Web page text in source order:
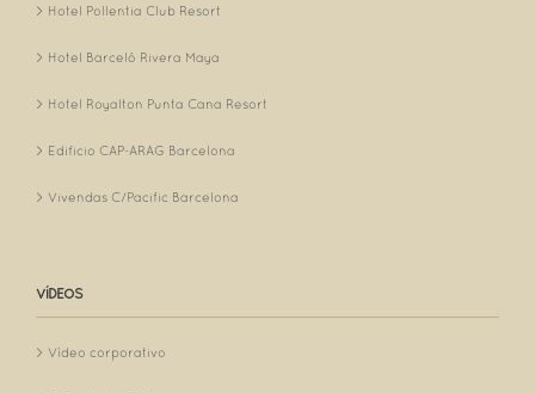
Hotel Pollentia Club Resort
Hotel Barceló Rivera Maya
Hotel Royalton Punta Cana Resort
Edificio CAP-ARAG Barcelona
Vivendas C/Pacific Barcelona
VÍDEOS
Vídeo corporativo